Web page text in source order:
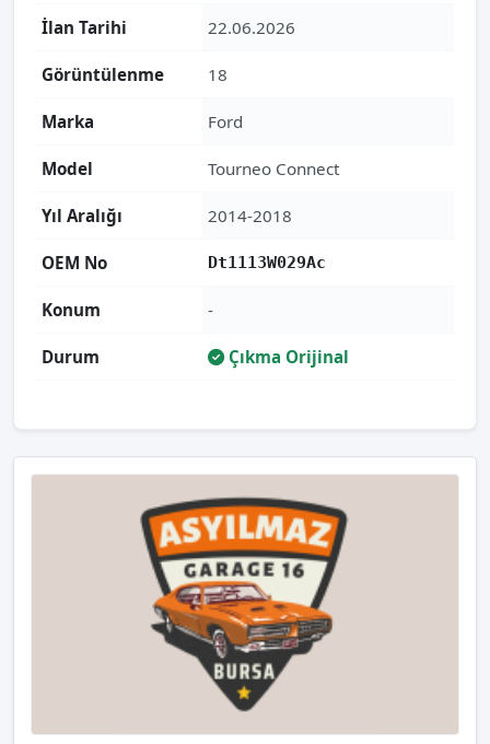
İlan Tarihi 22.06.2026
Görüntülenme 18
Marka Ford
Model Tourneo Connect
Yıl Aralığı 2014-2018
OEM No Dt1113W029Ac
Konum -
Durum Çıkma Orijinal